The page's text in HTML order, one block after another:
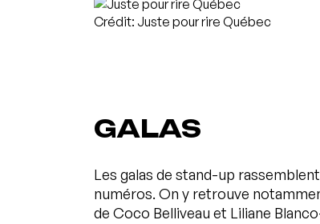
Crédit: Juste pour rire Québec
GALAS
Les galas de stand-up
numéros. On y retrouve
de Coco Belliveau et Liliane